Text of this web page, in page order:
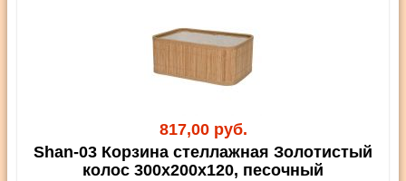
817,00 руб.
Shan-03 Корзина стеллажная Золотистый
колос 300х200х120, песочный